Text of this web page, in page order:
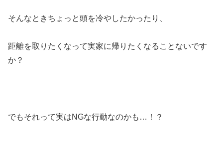
そんなときちょっと頭を冷やしたかったり、
距離を取りたくなって実家に帰りたくなることないです
か？
でもそれって実はNGな行動なのかも…！？